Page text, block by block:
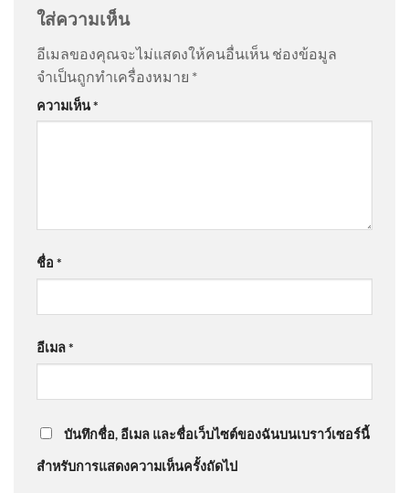
หญิงเสีe 2026-08-08 02:17:00
@Model-X45 on
แม่ ‘เต้ ดราก้อนไฟว์’ ใจสลาย ยังคาใจ
ปมเสียชีวิต เผยเส้นทางชีวิต อัพเดทข่าว
ซึมเศร้า…
| เรื่องใหญ่สุดสัปดาห์ | สำนักข่าววันนิวส์: “จัดการเอา
@NidBeagleonด่วน โดนบูลลี่ตอนเด็ก ชกเลืoดกบปาก ​:
สมัยนี้ มันเลวร้ายกว…
ใส่ความเห็น
อีเมลของคุณจะไม่แสดงให้คนอื่นเห็น ช่องข้อมูล
จำเป็นถูกทำเครื่องหมาย *
ความเห็น*
ชื่อ *
อีเมล*
บันทึกชื่อ, อีเมล และชื่อเว็บไซต์ของฉันบนเบราว์เซอร์นี้
สำหรับการแสดงความเห็นครั้งถัดไป